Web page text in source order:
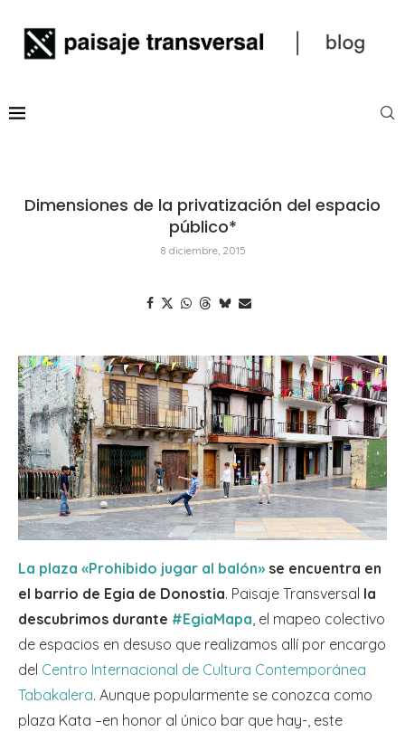
Dimensiones de la privatización del espacio
público*
8 diciembre, 2015
La plaza «Prohibido jugar al balón» se encuentra en
el barrio de Egia de Donostia. Paisaje Transversal la
descubrimos durante #EgiaMapa, el mapeo colectivo
de espacios en desuso que realizamos allí por encargo
del Centro Internacional de Cultura Contemporánea
Tabakalera. Aunque popularmente se conozca como
plaza Kata –en honor al único bar que hay-, este